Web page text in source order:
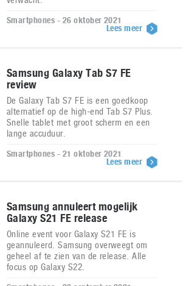
Smartphones - 26 oktober 2021
Lees meer
Samsung Galaxy Tab S7 FE
review
De Galaxy Tab S7 FE is een goedkoop
alternatief op de high-end Tab S7 Plus.
Snelle tablet met groot scherm en een
lange accuduur.
Smartphones - 21 oktober 2021
Lees meer
Samsung annuleert mogelijk
Galaxy S21 FE release
Online event voor Galaxy S21 FE is
geannuleerd. Samsung overweegt om
geheel af te zien van de release. Alle
focus op Galaxy S22.